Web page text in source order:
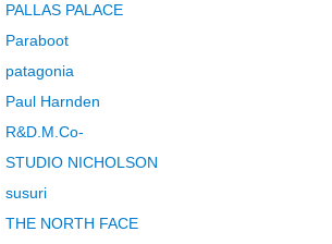
PALLAS PALACE
Paraboot
patagonia
Paul Harnden
R&D.M.Co-
STUDIO NICHOLSON
susuri
THE NORTH FACE